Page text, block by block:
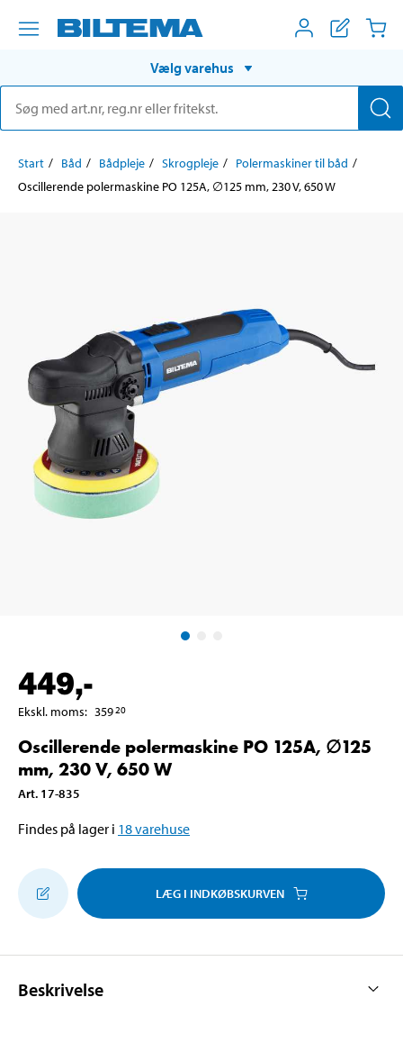
Vælg varehus
Start Båd Bådpleje Skrogpleje
Polermaskiner til båd
Oscillerende polermaskine PO 125A, ∅125 mm, 230 V, 650 W
449,-
Ekskl. moms: 35920
Oscillerende polermaskine PO 125A, ∅125
mm, 230 V, 650 W
Art. 17-835
Findes på lager i 18varehuse
LÆG I INDKØBSKURVEN
Beskrivelse